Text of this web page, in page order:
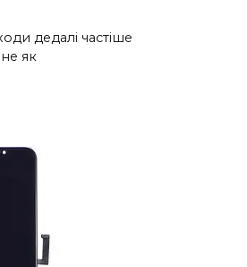
дедалі частіше
як